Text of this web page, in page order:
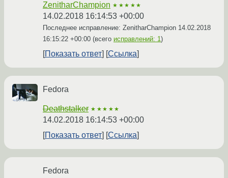
ZenitharChampion ★★★★★
14.02.2018 16:14:53 +00:00
Последнее исправление: ZenitharChampion 14.02.2018
16:15:22 +00:00 (всего исправлений: 1)
Показать ответ Ссылка
Fedora
Deathstalker ★★★★★
14.02.2018 16:14:53 +00:00
Показать ответ
Ссылка
Fedora